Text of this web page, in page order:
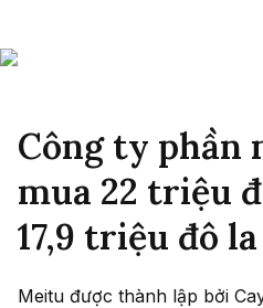
Công ty phần
mua 22 triệu
17,9 triệu đô
Meitu được thành lập bởi